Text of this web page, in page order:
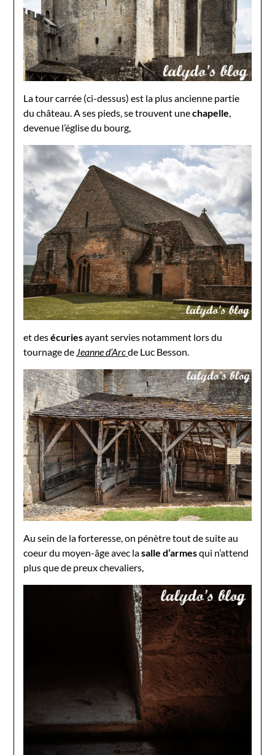
La tour carrée (ci-dessus) est la plus ancienne partie
du château. A ses pieds, se trouvent unechapelle,
devenue l’église du bourg,
et desécuriesayant servies notamment lors du
tournage de Jeanne d’Arcde Luc Besson.
Au sein de la forteresse, on pénètre tout de suite au
coeur du moyen-âge avec lasalle d’armesqui n’attend
plus que de preux chevaliers,